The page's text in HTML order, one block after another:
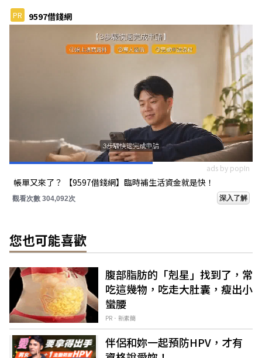
PR 9597借錢網
ads by popIn
帳單又來了？ 【9597借錢網】臨時補生活資金就是快！
觀看次數 304,092次 深入了解
您也可能喜歡
腹部脂肪的「剋星」找到了，常
吃這幾物，吃走大肚囊，瘦出小
蠻腰
PR．新素簡
伴侶和妳一起預防HPV，才有